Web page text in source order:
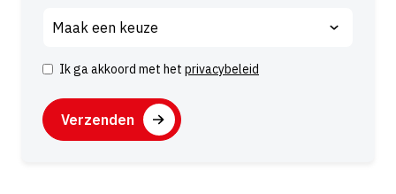
I
s
t
Ik ga akkoord met het privacybeleid
C
A